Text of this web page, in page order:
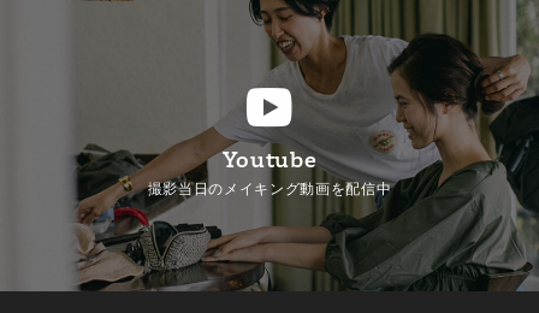
Youtube
撮影当日のメイキング動画を配信中